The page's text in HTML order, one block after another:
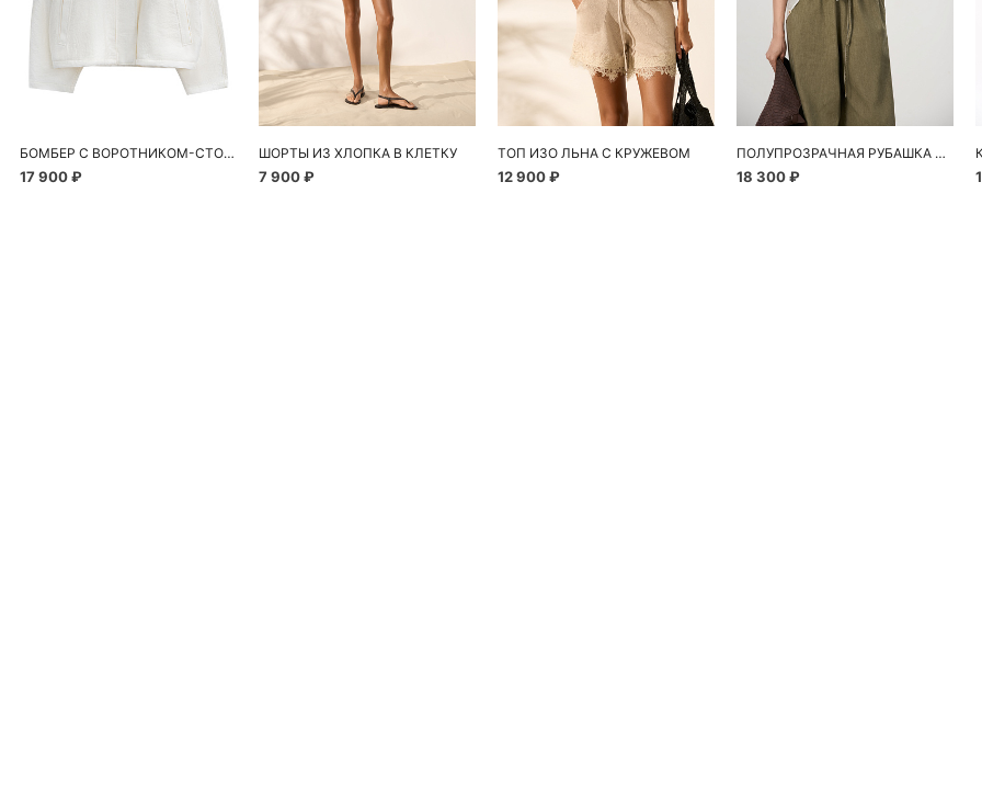
БОМБЕР С ВОРОТНИКОМ-СТОЙКОЙ
17 900 ₽
ШОРТЫ ИЗ ХЛОПКА В КЛЕТКУ
7 900 ₽
ТОП ИЗО ЛЬНА С КРУЖЕВОМ
12 900 ₽
ПОЛУПРОЗРАЧНАЯ РУБАШКА С РОМАШКАМИ
18 300 ₽